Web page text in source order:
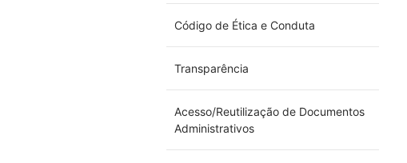
Código de Ética e Conduta
Transparência
Acesso/Reutilização de Documentos
Administrativos